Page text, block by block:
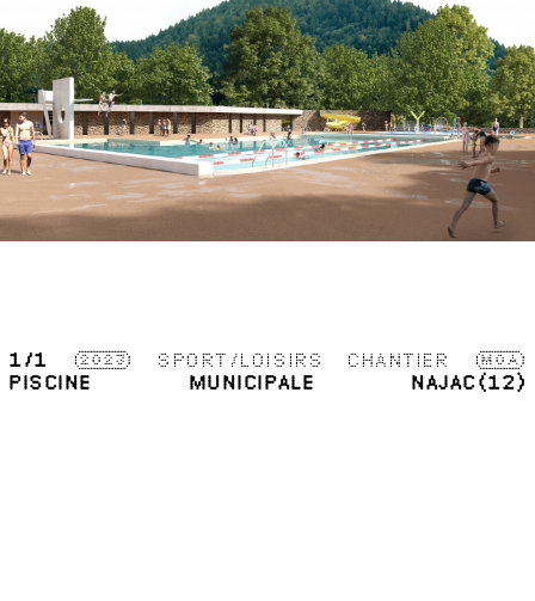
1 /1 2023 SPORT/LOISIRS CHANTIER
MOA
PISCINE MUNICIPALE
NAJAC(12)